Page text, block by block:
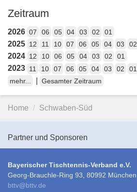
Zeitraum
2026 07 06 05 04 03 02 01
2025 12 11 10 07 06 05 04 03 02
2024 12 10 06 05 04 03 02 01
2023 11 10 07 06 05 04 03 02
01
mehr...
Gesamter Zeitraum
Home Schwaben-Süd
Partner und Sponsoren
Bayerischer Tischtennis-Verband e.V.
Georg-Brauchle-Ring 93, 80992 München
bttv@bttv.de